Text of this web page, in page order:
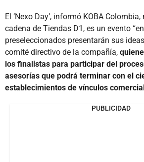
El ‘Nexo Day’, informó KOBA
cadena de Tiendas D1, es un evento
preseleccionados presentarán sus
comité directivo de la compañía,
los finalistas para participar del
asesorías que podrá terminar con el
establecimientos de vínculos
PUBLICIDAD